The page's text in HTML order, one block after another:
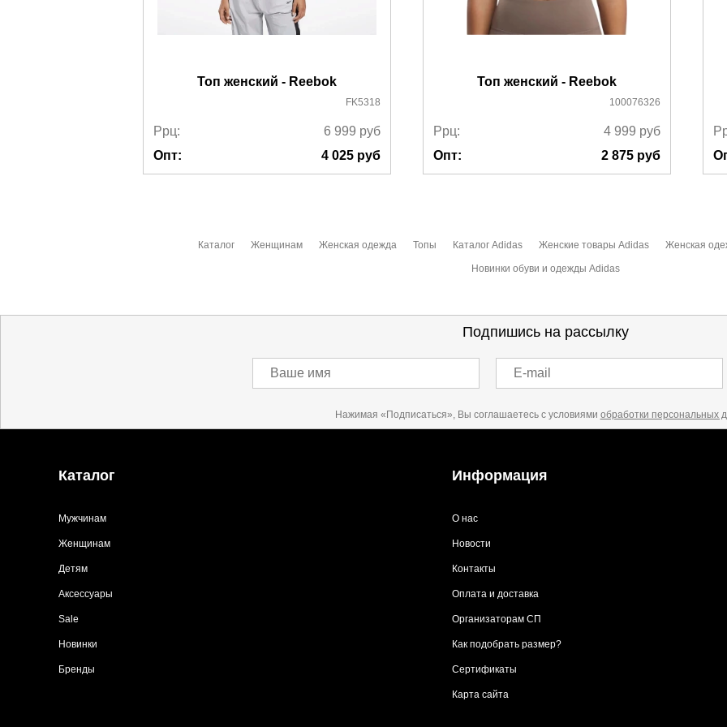
Топ женский - Reebok
FK5318
Ррц: 6 999 руб
Опт:
4 025 руб
Топ женский - Reebok
100076326
Ррц: 4 999 руб
Опт:
2 875 руб
Каталог Женщинам Женская одежда Топы Каталог Adidas Женские товары Adidas Женская
Новинки обуви и одежды Adidas
Подпишись на рассылку
Ваше имя E-mail
Нажимая «Подписаться», Вы соглашаетесь с условиями обработки персональных
Каталог
Мужчинам
Женщинам
Детям
Аксессуары
Sale
Новинки
Бренды
Информация
О нас
Новости
Контакты
Оплата и доставка
Организаторам СП
Как подобрать размер?
Сертификаты
Карта сайта